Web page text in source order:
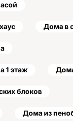
Дома в
1 этаж
блоков
Дома из